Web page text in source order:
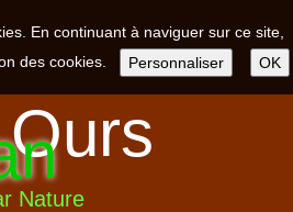
En continuant à naviguer sur ce site,
des cookies.
Personnaliser OK
Nature